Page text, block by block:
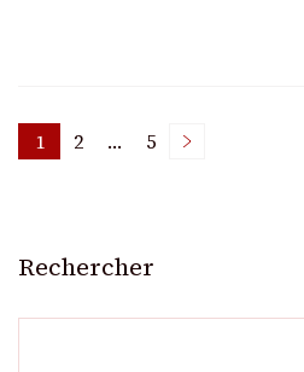
Pagination
publications
Page
1 Page
2 … Page
5
Rechercher